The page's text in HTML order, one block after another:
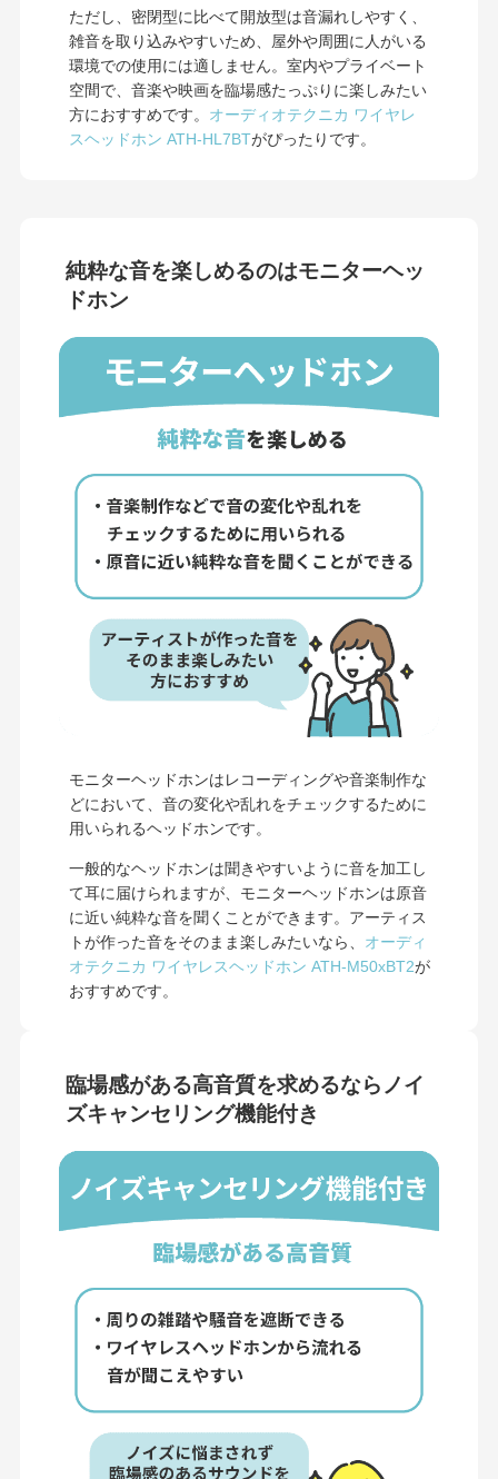
ただし、密閉型に比べて開放型は音漏れしやすく、
雑音を取り込みやすいため、屋外や周囲に人がいる
環境での使用には適しません。室内やプライベート
空間で、音楽や映画を臨場感たっぷりに楽しみたい
方におすすめです。 オーディオテクニカ ワイヤレ
スヘッドホン ATH-HL7BTがぴったりです。
純粋な音を楽しめるのはモニターヘッ
ドホン
モニターヘッドホンはレコーディングや音楽制作な
どにおいて、音の変化や乱れをチェックするために
用いられるヘッドホンです。
一般的なヘッドホンは聞きやすいように音を加工し
て耳に届けられますが、モニターヘッドホンは原音
に近い純粋な音を聞くことができます。アーティス
トが作った音をそのまま楽しみたいなら、 オーディ
オテクニカ ワイヤレスヘッドホン ATH-M50xBT2が
おすすめです。
臨場感がある高音質を求めるならノイ
ズキャンセリング機能付き